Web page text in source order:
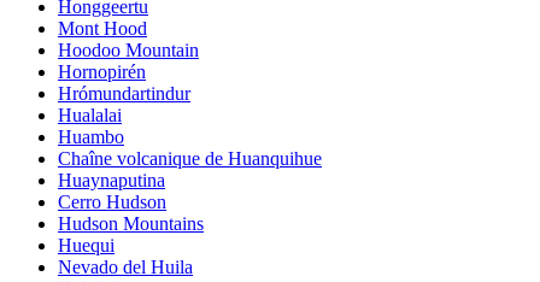
Honggeertu
Mont Hood
Hoodoo Mountain
Hornopirén
Hrómundartindur
Hualalai
Huambo
Chaîne volcanique de Huanquihue
Huaynaputina
Cerro Hudson
Hudson Mountains
Huequi
Nevado del Huila